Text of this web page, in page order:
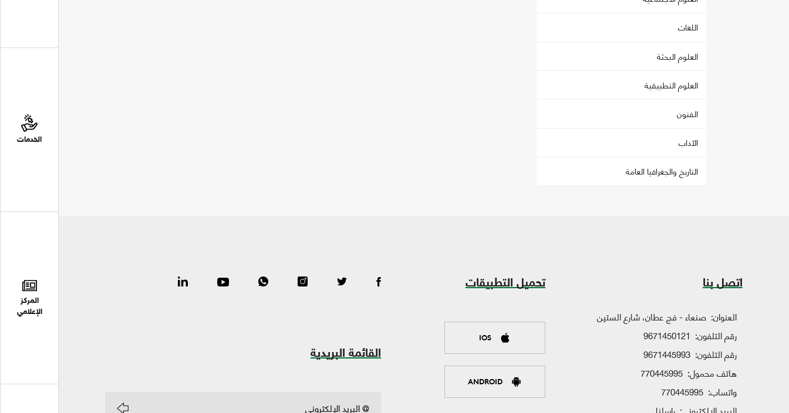
الخدمات
المركز
الإعلامي
اللغات
العلوم البحثة
العلوم التطبيقية
الفنون
الآداب
التاريخ والجغرافيا العامة
اتصل بنا
العنوان: صنعاء - فج عطان، شارع الستين
رقم التلفون: 9671450121
رقم التلفون: 9671445993
هاتف محمول: 770445995
واتساب: 770445995
تحميل التطبيقات
IOS
ANDROID
القائمة البريدية